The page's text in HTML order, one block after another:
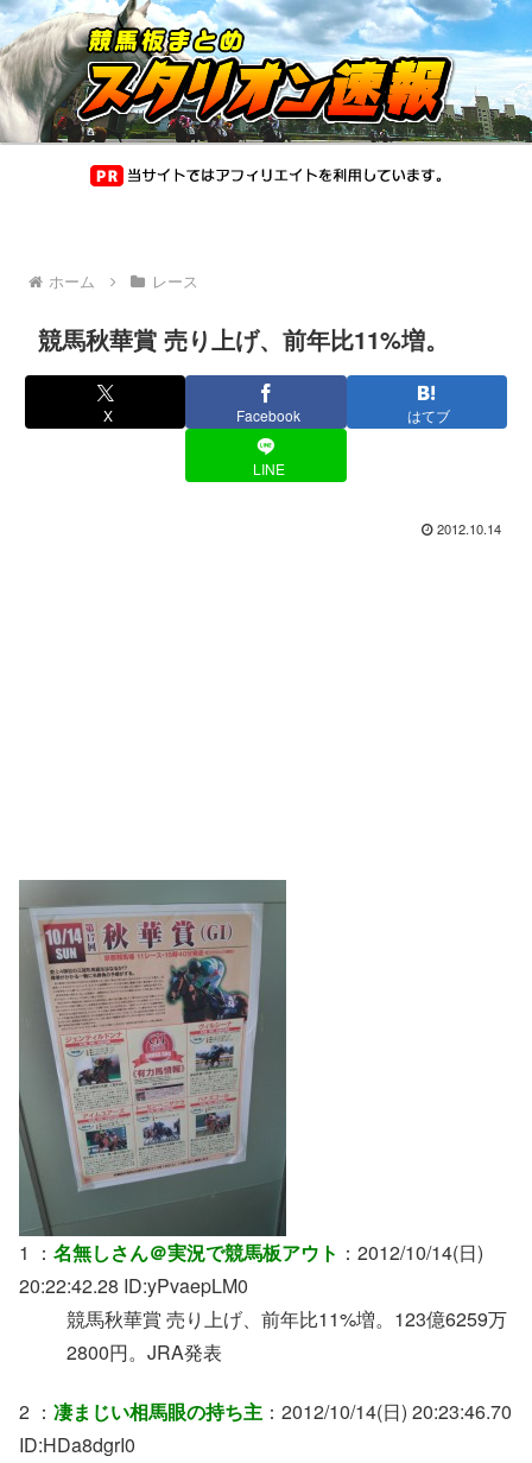
ホーム レース
競馬秋華賞 売り上げ、前年比11%増。
X Facebook はてブ
LINE
2012.10.14
1 ： 名無しさん＠実況で競馬板アウト ：2012/10/14(日)
20:22:42.28 ID:yPvaepLM0
競馬秋華賞 売り上げ、前年比11%増。123億6259万
2800円。JRA発表
2 ： 凄まじい相馬眼の持ち主 ：2012/10/14(日) 20:23:46.70
ID:HDa8dgrI0